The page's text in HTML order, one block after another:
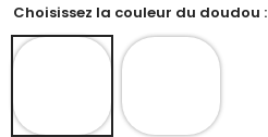
Choisissez la couleur du doudou :